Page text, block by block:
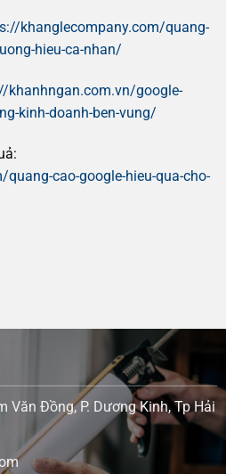
khanglecompany.com/quang-
hieu-ca-nhan/
khanhngan.com.vn/google-
kinh-doanh-ben-vung/
cao-google-hieu-qua-cho-
Văn Đồng, P. Dương Kinh, Tp Hải